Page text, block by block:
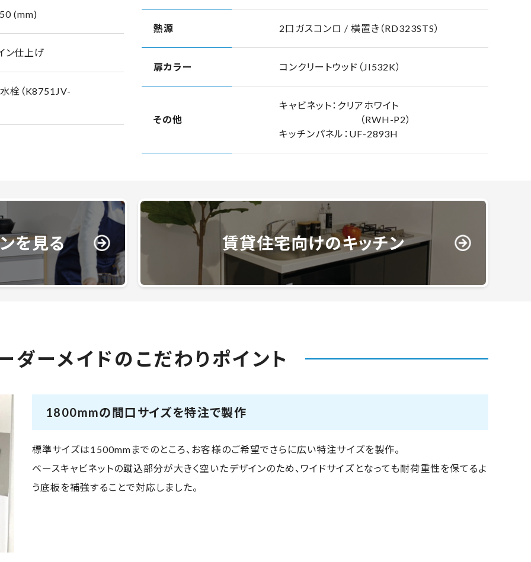
(mm)
ン仕上げ
栓（K8751JV-
熱源 2口ガスコンロ / 横置き（RD323STS）
扉カラー コンクリートウッド（JI532K）
その他
キャビネット：クリアホワイト
（RWH-P2）
キッチンパネル：UF-2893H
を見る 賃貸住宅向けのキッチン
ダーメイドの こだわりポイント
1800mmの間口サイズを特注で製作
標準サイズは1500mmまでのところ、お客様のご希望でさらに広い特注サイズを製作。
ベースキャビネットの蹴込部分が大きく空いたデザインのため、ワイドサイズとなっても耐荷重性を保てるよ
う底板を補強することで対応しました。